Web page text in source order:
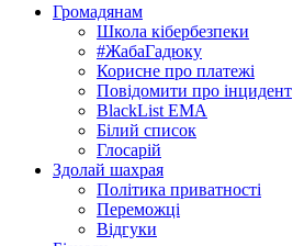
Громадянам
Школа кібербезпеки
#ЖабаГадюку
Корисне про платежі
Повідомити про інцидент
BlackList EMA
Білий список
Глосарій
Здолай шахрая
Політика приватності
Переможцi
Відгуки